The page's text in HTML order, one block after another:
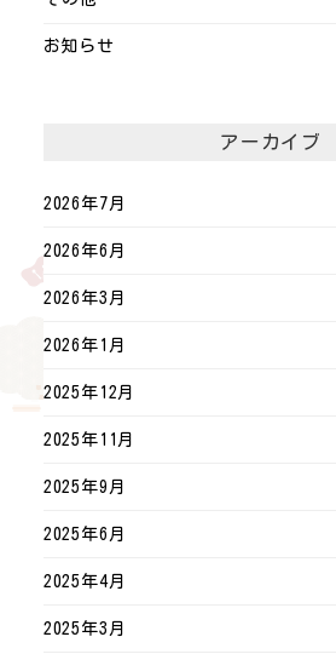
お知らせ
アーカイブ
2026年7月
2026年6月
2026年3月
2026年1月
2025年12月
2025年11月
2025年9月
2025年6月
2025年4月
2025年3月